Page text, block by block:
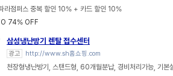
라점퍼스 중복 할인 10% + 카드 할인 10%
74% OFF
삼성냉난방기 렌탈 접수센터
광고 http://www.sh홈쇼핑.com
천장형냉난방기, 스탠드형, 60개월분납, 경비처리가능, 기본